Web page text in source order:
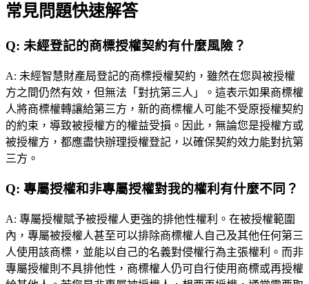
常見問題快速解答
Q: 未經登記的商標授權契約有什麼風險？
A: 未經智慧財產局登記的商標授權契約，雖然在您與被授權
方之間仍然有效，但無法「對抗第三人」。這表示如果商標權
人將商標權轉讓給第三方，新的商標權人可能不受原授權契約
的約束，導致被授權方的權益受損。因此，無論您是授權方或
被授權方，都應盡快辦理授權登記，以確保契約效力能對抗第
三方。
Q: 專屬授權和非專屬授權對我的權利有什麼不同？
A: 專屬授權賦予被授權人更強的排他性權利。在被授權範圍
內，專屬被授權人甚至可以排除商標權人自己及其他任何第三
人使用該商標，並能以自己的名義對侵權行為主張權利。而非
專屬授權則不具排他性，商標權人仍可自行使用商標或再授權